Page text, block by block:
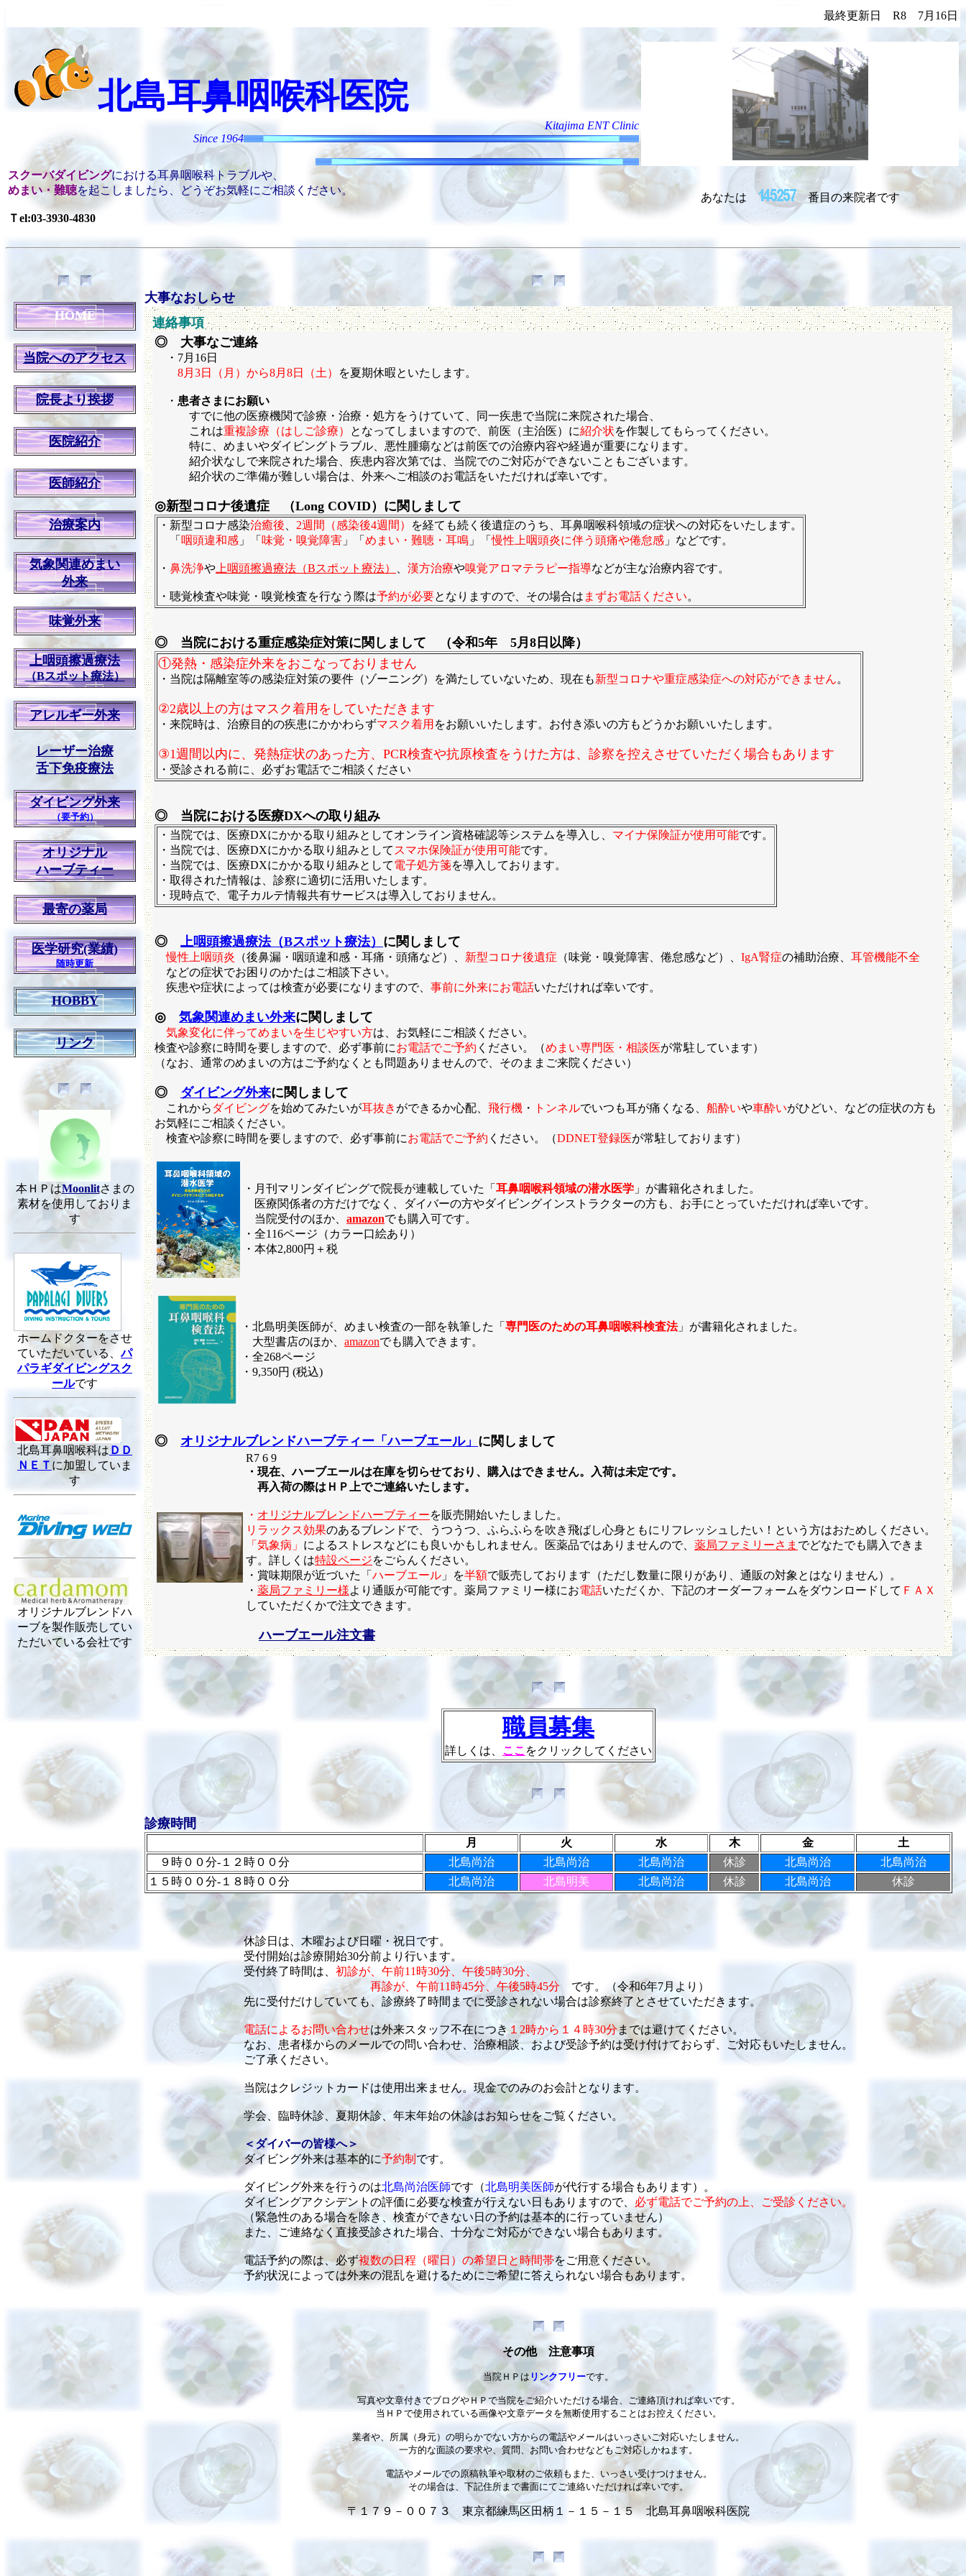
最終更新日 R8 7月16日
北島耳鼻咽喉科医院
Kitajima ENT Clinic
Since 1964
スクーバダイビングにおける耳鼻咽喉科トラブルや、
めまい・難聴を起こしましたら、どうぞお気軽にご相談ください。
Ｔel:03-3930-4830
あなたは 番目の来院者です
HOME
当院へのアクセス
院長より挨拶
医院紹介
医師紹介
治療案内
気象関連めまい
外来
味覚外来
上咽頭擦過療法
（Bスポット療法）
アレルギー外来
レーザー治療
舌下免疫療法
ダイビング外来
（要予約）
オリジナル
ハーブティー
最寄の薬局
医学研究(業績)
随時更新
HOBBY
リンク
本ＨＰはMoonlitさまの
素材を使用しておりま
す
ホームドクターをさせ
ていただいている、パ
パラギダイビングスク
ールです
北島耳鼻咽喉科は ＤＤ
ＮＥＴ に加盟していま
す
オリジナルブレンドハ
ーブを製作販売してい
ただいている会社です
大事なおしらせ
連絡事項
◎ 大事なご連絡
・7月16日
8月3日（月）から8月8日（土） を夏期休暇といたします。
・ 患者さまにお願い
すでに他の医療機関で診療・治療・処方をうけていて、同一疾患で当院に来院された場合、
これは重複診療（はしご診療） となってしまいますので、前医（主治医）に紹介状を作製してもらってください。
特に、めまいやダイビングトラブル、悪性腫瘍などは前医での治療内容や経過が重要になります。
紹介状なしで来院された場合、疾患内容次第では、当院でのご対応ができないこともございます。
紹介状のご準備が難しい場合は、外来へご相談のお電話をいただければ幸いです。
◎新型コロナ後遺症 （Long COVID）に関しまして
・新型コロナ感染治癒後 2週間（感染後4週間）
を経ても続く後遺症のうち、耳鼻咽喉科領域の症状への対応をいたします。
「 咽頭違和感 」「 味覚・嗅覚障害 」「 めまい・難聴・耳鳴 」「慢性上咽頭炎に伴う頭痛や倦怠感 」などです。
・ 鼻洗浄や 上咽頭擦過療法（Bスポット療法） 漢方治療や嗅覚アロマテラピー指導などが主な治療内容です。
・聴覚検査や味覚・嗅覚検査を行なう際は予約が必要となりますので、その場合は まずお電話ください。
◎ 当院における重症感染症対策に関しまして （令和5年 5月8日以降）
①発熱・感染症外来をおこなっておりません
・当院は隔離室等の感染症対策の要件（ゾーニング）を満たしていないため、現在も新型コロナや重症感染症への対応ができません。
②2歳以上の方はマスク着用をしていただきます
・来院時は、治療目的の疾患にかかわらずマスク着用 をお願いいたします。お付き添いの方もどうかお願いいたします。
③1週間以内に、発熱症状のあった方、PCR検査や抗原検査をうけた方は、診察を控えさせていただく場合もあります
・受診される前に、必ずお電話でご相談ください
◎ 当院における医療DXへの取り組み
・当院では、医療DXにかかる取り組みとしてオンライン資格確認等システムを導入し、 マイナ保険証が使用可能です。
・当院では、医療DXにかかる取り組みとして スマホ保険証が使用可能です。
・当院では、医療DXにかかる取り組みとして電子処方箋を導入しております。
・取得された情報は、診察に適切に活用いたします。
・現時点で、電子カルテ情報共有サービスは導入しておりません。
◎ 上咽頭擦過療法（Bスポット療法） に関しまして
慢性上咽頭炎 （後鼻漏・咽頭違和感・耳痛・頭痛など）、 新型コロナ後遺症 （味覚・嗅覚障害、倦怠感など）、 IgA腎症の補助治療、 耳管機能不全
などの症状でお困りのかたはご相談下さい。
疾患や症状によっては検査が必要になりますので、 事前に外来にお電話いただければ幸いです。
◎ 気象関連めまい外来に関しまして
気象変化に伴ってめまいを生じやすい方は、お気軽にご相談ください。
検査や診察に時間を要しますので、必ず事前にお電話でご予約 ください。（めまい専門医・相談医が常駐しています）
（なお、通常のめまいの方はご予約なくとも問題ありませんので、そのままご来院ください）
◎ ダイビング外来に関しまして
これから ダイビングを始めてみたいが耳抜き ができるか心配、 飛行機 ・ トンネルでいつも耳が痛くなる、 船酔いや車酔いがひどい、などの症状の方も
お気軽にご相談ください。
検査や診察に時間を要しますので、必ず事前にお電話でご予約 ください。（DDNET登録医が常駐しております）
・月刊マリンダイビングで院長が連載していた「 耳鼻咽喉科領域の潜水医学 」が書籍化されました。
医療関係者の方だけでなく、ダイバーの方やダイビングインストラクターの方も、お手にとっていただければ幸いです。
当院受付のほか、 amazonでも購入可です。
・全116ページ（カラー口絵あり）
・本体2,800円＋税
・北島明美医師が、めまい検査の一部を執筆した「 専門医のための耳鼻咽喉科検査法」が書籍化されました。
大型書店のほか、 amazonでも購入できます。
・全268ページ
・9,350円 (税込)
◎ オリジナルブレンドハーブティー「ハーブエール」 に関しまして
R7 6 9
・現在、ハーブエールは在庫を切らせており、購入はできません。入荷は未定です。
再入荷の際はＨＰ上でご連絡いたします。
・ オリジナルブレンドハーブティーを販売開始いたしました。
リラックス効果のあるブレンドで、うつうつ、ふらふらを吹き飛ばし心身ともにリフレッシュしたい！という方はおためしください。
「気象病」 によるストレスなどにも良いかもしれません。医薬品ではありませんので、 薬局ファミリーさま でどなたでも購入できま
す。詳しくは特設ページをごらんください。
・賞味期限が近づいた「 ハーブエール 」を半額で販売しております（ただし数量に限りがあり、通販の対象とはなりません）。
・ 薬局ファミリー様より通販が可能です。薬局ファミリー様にお電話いただくか、下記のオーダーフォームをダウンロードして ＦＡＸ
していただくかで注文できます。
ハーブエール注文書
職員募集
詳しくは、 ここ をクリックしてください
診療時間
月 火 水 木 金
土
９時００分‐１２時００分
北島尚治 北島尚治 北島尚治 休診 北島尚治
北島尚治
１５時００分‐１８時００分
北島尚治 北島明美 北島尚治 休診 北島尚治 休診
休診日は、木曜および日曜・祝日です。
受付開始は診療開始30分前より行います。
受付終了時間は、 初診が、午前11時30分、午後5時30分、
再診が、午前11時45分、午後5時45分 です。（令和6年7月より）
先に受付だけしていても、診療終了時間までに受診されない場合は診察終了とさせていただきます。
電話によるお問い合わせは外来スタッフ不在につき１2時から１４時30分までは避けてください。
なお、患者様からのメールでの問い合わせ、治療相談、および受診予約は受け付けておらず、ご対応もいたしません。
ご了承ください。
当院はクレジットカードは使用出来ません。現金でのみのお会計となります。
学会、臨時休診、夏期休診、年末年始の休診はお知らせをご覧ください。
＜ダイバーの皆様へ＞
ダイビング外来は基本的に予約制 です。
ダイビング外来を行うのは北島尚治医師です（北島明美医師が代行する場合もあります）。
ダイビングアクシデントの評価に必要な検査が行えない日もありますので、 必ず電話でご予約の上、ご受診ください。
（緊急性のある場合を除き、検査ができない日の予約は基本的に行っていません）
また、ご連絡なく直接受診された場合、十分なご対応ができない場合もあります。
電話予約の際は、必ず複数の日程（曜日）の希望日と時間帯をご用意ください。
予約状況によっては外来の混乱を避けるためにご希望に答えられない場合もあります。
その他　注意事項
当院ＨＰは リンクフリーです。
写真や文章付きでブログやＨＰで当院をご紹介いただける場合、ご連絡頂ければ幸いです。
当ＨＰで使用されている画像や文章データを無断使用することはお控えください。
業者や、所属（身元）の明らかでない方からの電話やメールはいっさいご対応いたしません。
一方的な面談の要求や、質問、お問い合わせなどもご対応しかねます。
電話やメールでの原稿執筆や取材のご依頼もまた、いっさい受けつけません。
その場合は、下記住所まで書面にてご連絡いただければ幸いです。
〒１７９－００７３　東京都練馬区田柄１－１５－１５　北島耳鼻咽喉科医院